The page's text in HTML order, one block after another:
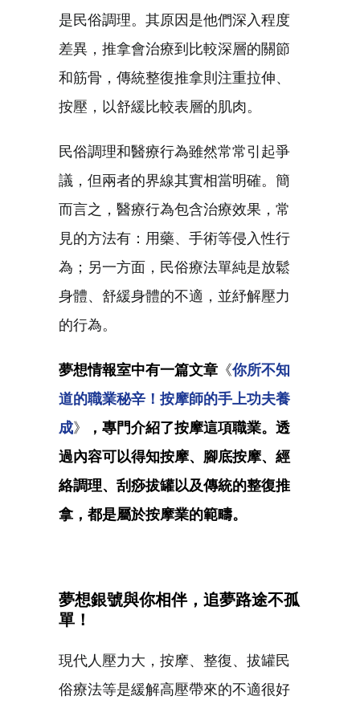
是民俗調理。其原因是他們深入程度
差異，推拿會治療到比較深層的關節
和筋骨，傳統整復推拿則注重拉伸、
按壓，以舒緩比較表層的肌肉。
民俗調理和醫療行為雖然常常引起爭
議，但兩者的界線其實相當明確。簡
而言之，醫療行為包含治療效果，常
見的方法有：用藥、手術等侵入性行
為；另一方面，民俗療法單純是放鬆
身體、舒緩身體的不適，並紓解壓力
的行為。
夢想情報室中有一篇文章《你所不知
道的職業秘辛！按摩師的手上功夫養
成》
，專門介紹了按摩這項職業。透
過內容可以得知按摩、腳底按摩、經
絡調理、刮痧拔罐以及傳統的整復推
拿，都是屬於按摩業的範疇。
夢想銀號與你相伴，追夢路途不孤
單！
現代人壓力大，按摩、整復、拔罐民
俗療法等是緩解高壓帶來的不適很好